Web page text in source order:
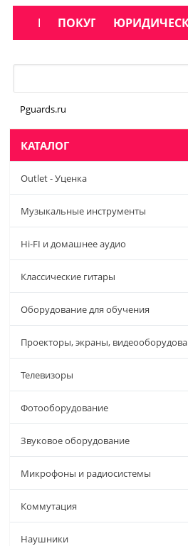
АКЦИИ
КАТАЛОГ
ПОКУПАТЕЛЯМ
Pguards.ru
КАТАЛОГ
Outlet - Уценка
Музыкальные инструменты
Hi-FI и домашнее аудио
Классические гитары
Оборудование для обучения
Проекторы, экраны,
Телевизоры
Фотооборудование
Звуковое оборудование
Микрофоны и радиосистемы
Коммутация
Наушники